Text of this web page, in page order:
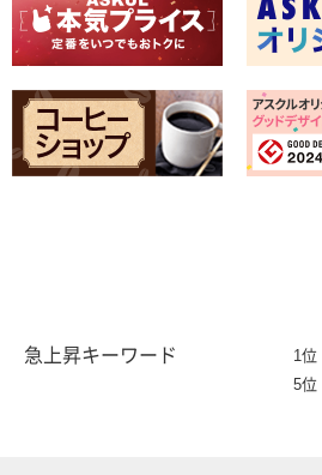
急上昇キーワード 1位
5位